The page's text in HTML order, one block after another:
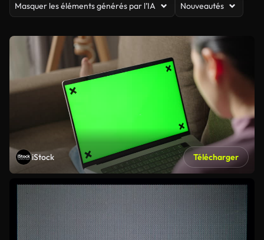
Masquer les éléments générés par l’IA Nouveautés
iStock Télécharger